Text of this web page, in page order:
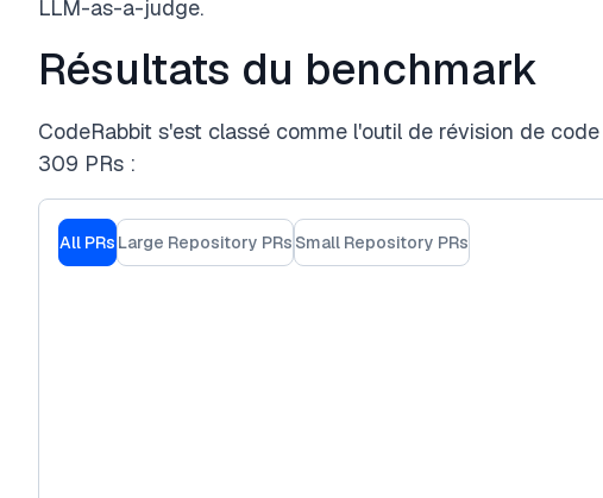
LLM-as-a-judge.
Résultats du benchmark
CodeRabbit s'est classé comme l'outil de révision de
309 PRs :
All PRs Large Repository PRs Small Repository PRs